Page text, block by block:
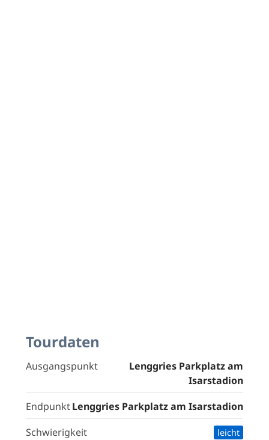
Tourdaten
Ausgangspunkt
Lenggries Parkplatz am
Isarstadion
EndpunktLenggries Parkplatz am Isarstadion
Schwierigkeit
leicht